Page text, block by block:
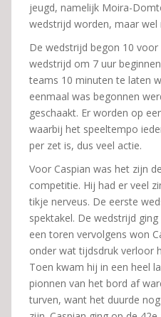
jeugd, namelijk Moira-
wedstrijd worden, maar wel
De wedstrijd begon 10
wedstrijd om 7 uur
teams 10 minuten te laten
eenmaal was begonnen
geschaakt. Er worden op
waarbij het speeltempo
per zet is, dus veel actie.
Voor Caspian was het zijn
competitie. Hij had er veel
tikje nerveus. De eerste
spektakel. De wedstrijd
een toren vervolgens won
onder wat tijdsdruk verloor
Toen kwam hij in een heel
pionnen van het bord af
turven, want het duurde